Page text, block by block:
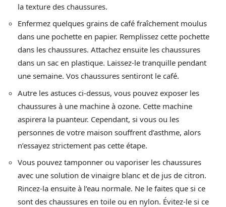
la texture des chaussures.
Enfermez quelques grains de café fraîchement moulus
dans une pochette en papier. Remplissez cette pochette
dans les chaussures. Attachez ensuite les chaussures
dans un sac en plastique. Laissez-le tranquille pendant
une semaine. Vos chaussures sentiront le café.
Autre les astuces ci-dessus, vous pouvez exposer les
chaussures à une machine à ozone. Cette machine
aspirera la puanteur. Cependant, si vous ou les
personnes de votre maison souffrent d’asthme, alors
n’essayez strictement pas cette étape.
Vous pouvez tamponner ou vaporiser les chaussures
avec une solution de vinaigre blanc et de jus de citron.
Rincez-la ensuite à l’eau normale. Ne le faites que si ce
sont des chaussures en toile ou en nylon. Évitez-le si ce